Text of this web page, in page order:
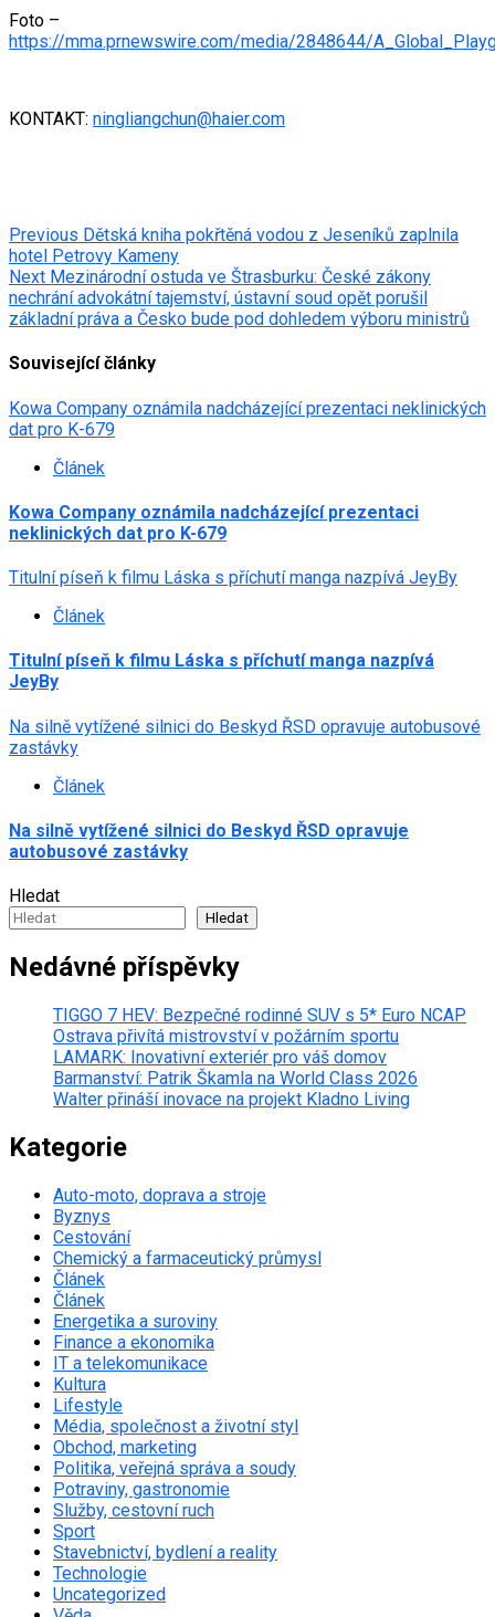
Foto –
https://mma.prnewswire.com/media/2848644/
KONTAKT: ningliangchun@haier.com
Post
navigation
Previous Dětská kniha pokřtěná vodou z Jeseníků zaplnila
hotel Petrovy Kameny
Next Mezinárodní ostuda ve Štrasburku: České zákony
nechrání advokátní tajemství, ústavní soud opět porušil
základní práva a Česko bude pod dohledem výboru ministrů
Související články
Kowa Company oznámila nadcházející prezentaci neklinických
dat pro K-679
Článek
Kowa Company oznámila nadcházející prezentaci
neklinických dat pro K-679
Titulní píseň k filmu Láska s příchutí manga nazpívá JeyBy
Článek
Titulní píseň k filmu Láska s příchutí manga nazpívá
JeyBy
Na silně vytížené silnici do Beskyd ŘSD opravuje autobusové
zastávky
Článek
Na silně vytížené silnici do Beskyd ŘSD opravuje
autobusové zastávky
Hledat
Hledat
Nedávné příspěvky
TIGGO 7 HEV: Bezpečné rodinné SUV s 5* Euro NCAP
Ostrava přivítá mistrovství v požárním sportu
LAMARK: Inovativní exteriér pro váš domov
Barmanství: Patrik Škamla na World Class 2026
Walter přináší inovace na projekt Kladno Living
Kategorie
Auto-moto, doprava a stroje
Byznys
Cestování
Chemický a farmaceutický průmysl
Článek
Článek
Energetika a suroviny
Finance a ekonomika
IT a telekomunikace
Kultura
Lifestyle
Média, společnost a životní styl
Obchod, marketing
Politika, veřejná správa a soudy
Potraviny, gastronomie
Služby, cestovní ruch
Sport
Stavebnictví, bydlení a reality
Technologie
Uncategorized